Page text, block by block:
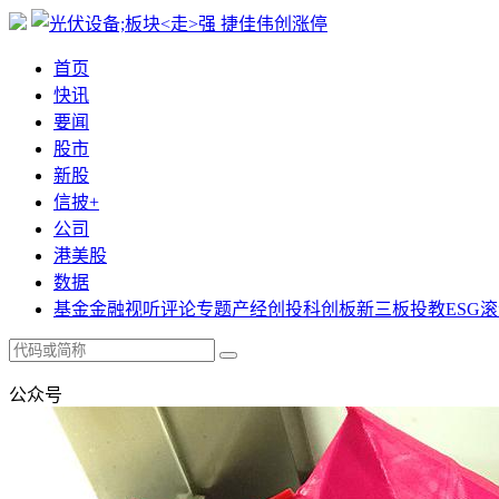
首页
快讯
要闻
股市
新股
信披+
公司
港美股
数据
基金金融视听评论专题产经创投科创板新三板投教ESG
公众号